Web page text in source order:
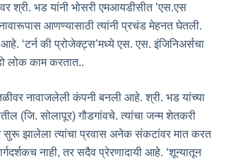
श्री. भड यांनी भोसरी एमआयडीसीत ’एस.एस
आणण्यासाठी त्यांनी प्रचंड मेहनत घेतली.
‘टर्न की प्रोजेक्ट्स’मध्ये एस. एस. इंजिनिअर्सचा
लोक काम करतात..
नावाजलेली कंपनी बनली आहे. श्री. भड यांच्या
(जि. सोलापूर) गौडगांवचे. त्यांचा जन्म शेतकरी
सुरू झालेला त्यांचा प्रवास अनेक संकटांवर मात करत
नाही, तर सदैव प्रेरणादायी आहे. ‘शून्यातून